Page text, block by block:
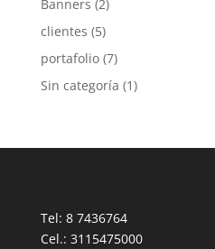
Banners (2)
clientes (5)
portafolio(7)
Sin categoría (1)
Tel: 8 7436764
Cel.: 3115475000